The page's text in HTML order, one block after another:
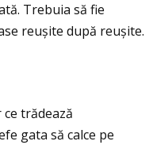
Trebuia să fie
reușite după reușite.
trădează
gata să calce pe